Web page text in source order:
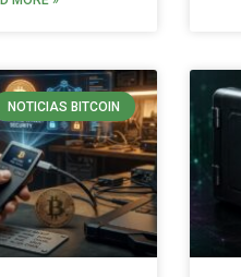
NOTICIAS BITCOIN